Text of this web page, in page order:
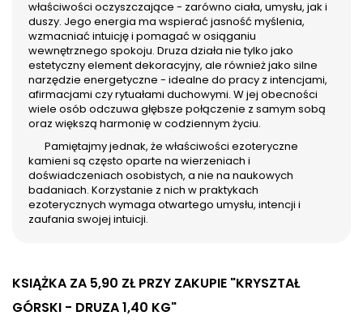
właściwości oczyszczające - zarówno ciała, umysłu, jak i
duszy. Jego energia ma wspierać jasność myślenia,
wzmacniać intuicję i pomagać w osiąganiu
wewnętrznego spokoju. Druza działa nie tylko jako
estetyczny element dekoracyjny, ale również jako silne
narzędzie energetyczne - idealne do pracy z intencjami,
afirmacjami czy rytuałami duchowymi. W jej obecności
wiele osób odczuwa głębsze połączenie z samym sobą
oraz większą harmonię w codziennym życiu.
Pamiętajmy jednak, że właściwości ezoteryczne
kamieni są często oparte na wierzeniach i
doświadczeniach osobistych, a nie na naukowych
badaniach. Korzystanie z nich w praktykach
ezoterycznych wymaga otwartego umysłu, intencji i
zaufania swojej intuicji.
KSIĄŻKA ZA 5,90 ZŁPRZY ZAKUPIE "KRYSZTAŁ
GÓRSKI - DRUZA 1,40 KG"